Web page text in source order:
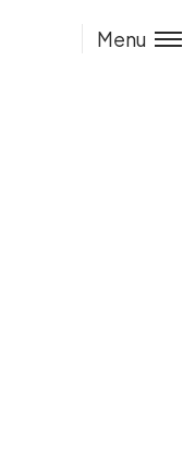
Menu